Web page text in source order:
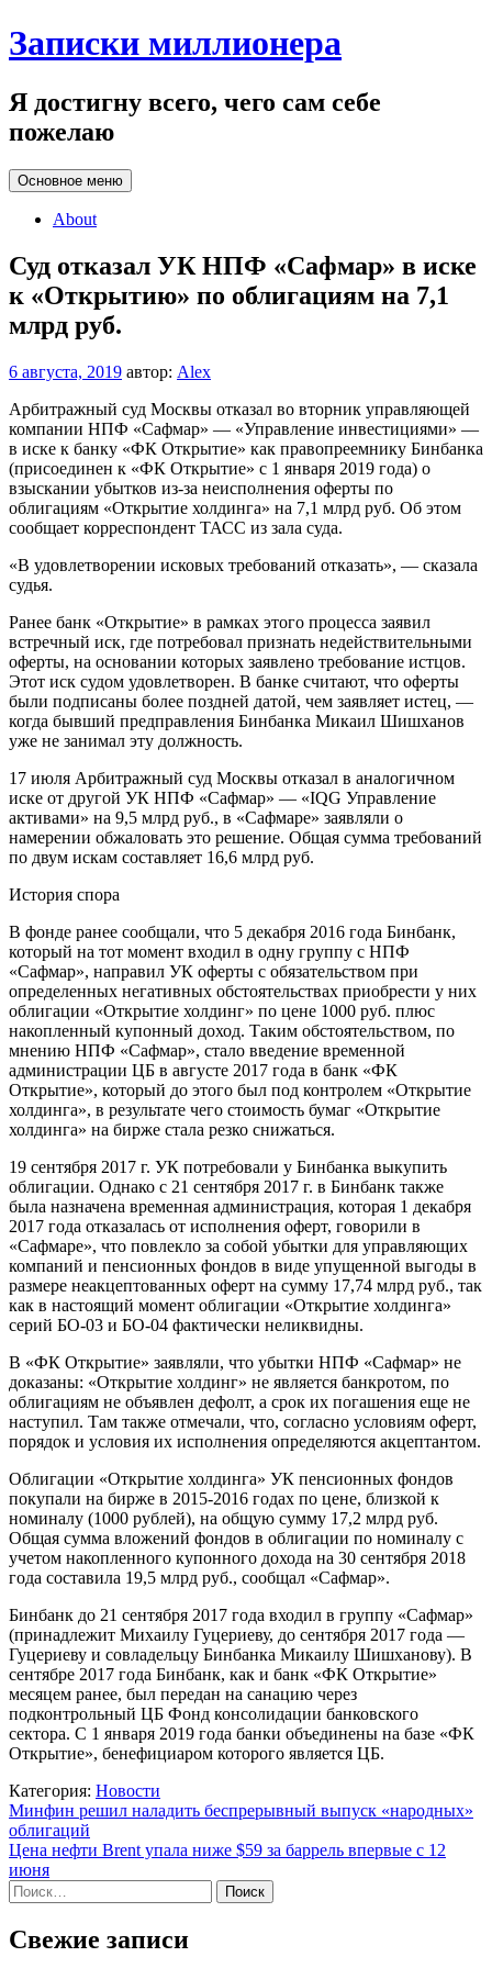
Перейти
к
Записки миллионера
Я достигну всего, чего сам себе
пожелаю
Основное меню
About
Суд отказал УК НПФ «Сафмар» в иске
к «Открытию» по облигациям на 7,1
млрд руб.
6 августа, 2019 автор: Alex
Арбитражный суд Москвы отказал во вторник управляющей
компании НПФ «Сафмар» — «Управление инвестициями» —
в иске к банку «ФК Открытие» как правопреемнику Бинбанка
(присоединен к «ФК Открытие» с 1 января 2019 года) о
взыскании убытков из-за неисполнения оферты по
облигациям «Открытие холдинга» на 7,1 млрд руб. Об этом
сообщает корреспондент ТАСС из зала суда.
«В удовлетворении исковых требований отказать», — сказала
судья.
Ранее банк «Открытие» в рамках этого процесса заявил
встречный иск, где потребовал признать недействительными
оферты, на основании которых заявлено требование истцов.
Этот иск судом удовлетворен. В банке считают, что оферты
были подписаны более поздней датой, чем заявляет истец, —
когда бывший предправления Бинбанка Микаил Шишханов
уже не занимал эту должность.
17 июля Арбитражный суд Москвы отказал в аналогичном
иске от другой УК НПФ «Сафмар» — «IQG Управление
активами» на 9,5 млрд руб., в «Сафмаре» заявляли о
намерении обжаловать это решение. Общая сумма требований
по двум искам составляет 16,6 млрд руб.
История спора
В фонде ранее сообщали, что 5 декабря 2016 года Бинбанк,
который на тот момент входил в одну группу с НПФ
«Сафмар», направил УК оферты с обязательством при
определенных негативных обстоятельствах приобрести у них
облигации «Открытие холдинг» по цене 1000 руб. плюс
накопленный купонный доход. Таким обстоятельством, по
мнению НПФ «Сафмар», стало введение временной
администрации ЦБ в августе 2017 года в банк «ФК
Открытие», который до этого был под контролем «Открытие
холдинга», в результате чего стоимость бумаг «Открытие
холдинга» на бирже стала резко снижаться.
19 сентября 2017 г. УК потребовали у Бинбанка выкупить
облигации. Однако с 21 сентября 2017 г. в Бинбанк также
была назначена временная администрация, которая 1 декабря
2017 года отказалась от исполнения оферт, говорили в
«Сафмаре», что повлекло за собой убытки для управляющих
компаний и пенсионных фондов в виде упущенной выгоды в
размере неакцептованных оферт на сумму 17,74 млрд руб., так
как в настоящий момент облигации «Открытие холдинга»
серий БО-03 и БО-04 фактически неликвидны.
В «ФК Открытие» заявляли, что убытки НПФ «Сафмар» не
доказаны: «Открытие холдинг» не является банкротом, по
облигациям не объявлен дефолт, а срок их погашения еще не
наступил. Там также отмечали, что, согласно условиям оферт,
порядок и условия их исполнения определяются акцептантом.
Облигации «Открытие холдинга» УК пенсионных фондов
покупали на бирже в 2015-2016 годах по цене, близкой к
номиналу (1000 рублей), на общую сумму 17,2 млрд руб.
Общая сумма вложений фондов в облигации по номиналу с
учетом накопленного купонного дохода на 30 сентября 2018
года составила 19,5 млрд руб., сообщал «Сафмар».
Бинбанк до 21 сентября 2017 года входил в группу «Сафмар»
(принадлежит Михаилу Гуцериеву, до сентября 2017 года —
Гуцериеву и совладельцу Бинбанка Микаилу Шишханову). В
сентябре 2017 года Бинбанк, как и банк «ФК Открытие»
месяцем ранее, был передан на санацию через
подконтрольный ЦБ Фонд консолидации банковского
сектора. С 1 января 2019 года банки объединены на базе «ФК
Открытие», бенефициаром которого является ЦБ.
Категория: Новости
Навигация
по
записям
Минфин решил наладить беспрерывный выпуск «народных»
облигаций
Цена нефти Brent упала ниже $59 за баррель впервые с 12
июня
Найти:
Свежие записи